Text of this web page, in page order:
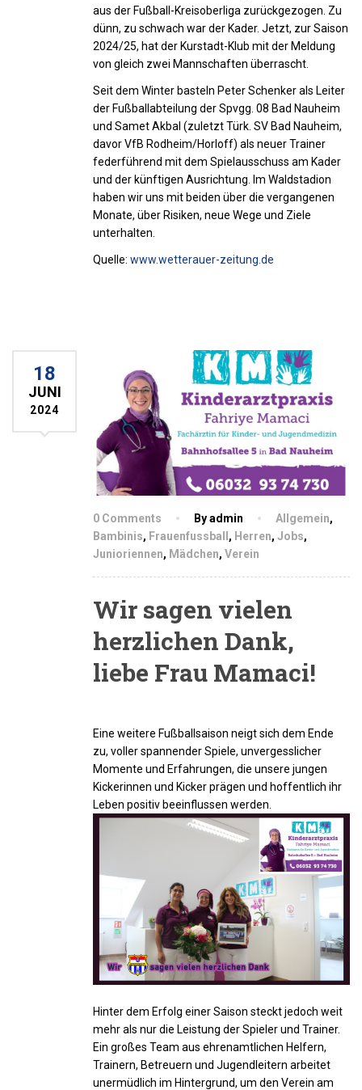
aus der Fußball-Kreisoberliga zurückgezogen. Zu
dünn, zu schwach war der Kader. Jetzt, zur Saison
2024/25, hat der Kurstadt-Klub mit der Meldung
von gleich zwei Mannschaften überrascht.
Seit dem Winter basteln Peter Schenker als Leiter
der Fußballabteilung der Spvgg. 08 Bad Nauheim
und Samet Akbal (zuletzt Türk. SV Bad Nauheim,
davor VfB Rodheim/Horloff) als neuer Trainer
federführend mit dem Spielausschuss am Kader
und der künftigen Ausrichtung. Im Waldstadion
haben wir uns mit beiden über die vergangenen
Monate, über Risiken, neue Wege und Ziele
unterhalten.
Quelle: www.wetterauer-zeitung.de
18
JUNI
2024
0 Comments By admin Allgemein,
Bambinis, Frauenfussball , Herren, Jobs,
Junioriennen, Mädchen, Verein
Wir sagen vielen
herzlichen Dank,
liebe Frau Mamaci!
Eine weitere Fußballsaison neigt sich dem Ende
zu, voller spannender Spiele, unvergesslicher
Momente und Erfahrungen, die unsere jungen
Kickerinnen und Kicker prägen und hoffentlich ihr
Leben positiv beeinflussen werden.
Hinter dem Erfolg einer Saison steckt jedoch weit
mehr als nur die Leistung der Spieler und Trainer.
Ein großes Team aus ehrenamtlichen Helfern,
Trainern, Betreuern und Jugendleitern arbeitet
unermüdlich im Hintergrund, um den Verein am